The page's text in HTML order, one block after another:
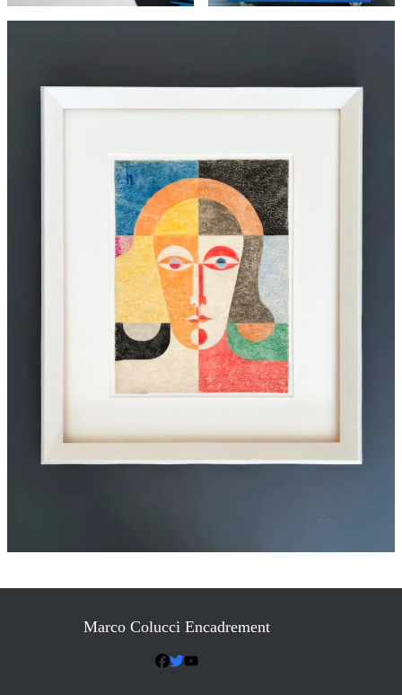
Marco Colucci Encadrement